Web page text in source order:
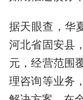
据天眼查，华
河北省固安县
元，经营范围
理咨询等业务